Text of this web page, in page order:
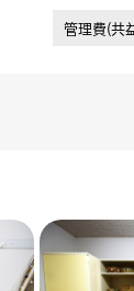
管理費(共